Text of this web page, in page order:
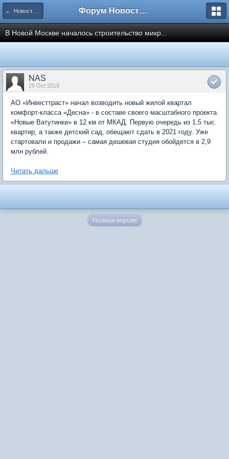
← Новости рынка недвижимости Форум Новостройки
В Новой Москве началось строительство микр...
NAS
29 Oct 2019
АО «Инвесттраст» начал возводить новый жилой квартал
комфорт-класса «Десна» - в составе своего масштабного проекта
«Новые Ватутинки» в 12 км от МКАД. Первую очередь из 1,5 тыс.
квартир, а также детский сад, обещают сдать в 2021 году. Уже
стартовали и продажи – самая дешевая студия обойдется в 2,9
млн рублей.
Читать дальше
Полная версия